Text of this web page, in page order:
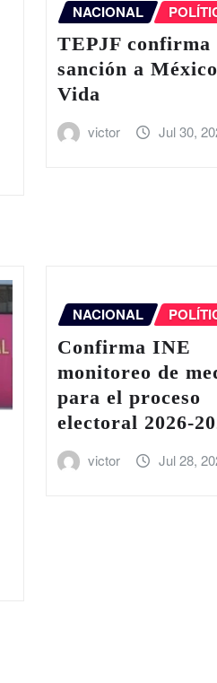
NACIONAL
TEPJF confirma
sanción a
Vida
victor Jul 30,
NACIONAL
Confirma INE
monitoreo de
para el proceso
electoral 2026-
victor Jul 28,